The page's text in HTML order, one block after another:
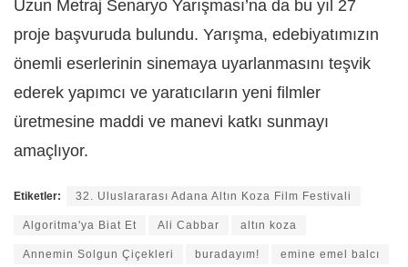
Uzun Metraj Senaryo Yarışması’na da bu yıl 27
proje başvuruda bulundu. Yarışma, edebiyatımızın
önemli eserlerinin sinemaya uyarlanmasını teşvik
ederek yapımcı ve yaratıcıların yeni filmler
üretmesine maddi ve manevi katkı sunmayı
amaçlıyor.
Etiketler: 32. Uluslararası Adana Altın Koza Film Festivali
Algoritma'ya Biat Et Ali Cabbar altın koza
Annemin Solgun Çiçekleri buradayım! emine emel balcı